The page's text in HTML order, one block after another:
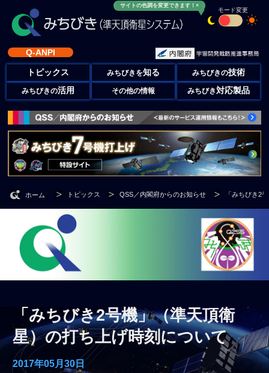
サイトの色調を変更できます！×
モード変更
Q-ANPI
トピックス みちびきを知る みちびきの技術
みちびきの活用 その他の情報 みちびき対応製品
ホーム トピックス QSS／内閣府からのお知らせ 「みちびき2
「みちびき2号機」（準天頂衛
星）の打ち上げ時刻について
2017年05月30日